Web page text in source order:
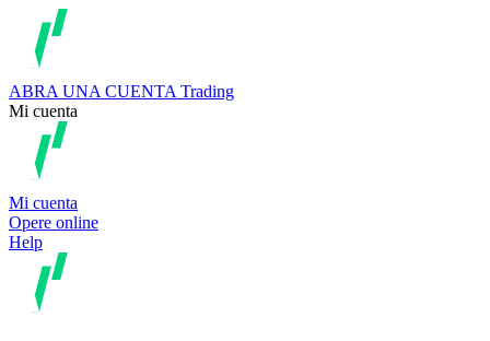
ABRA UNA CUENTA Trading
Mi cuenta
Mi cuenta
Opere online
Help